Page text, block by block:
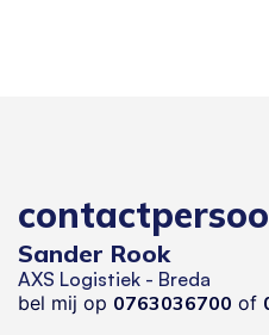
Sander Rook
AXS Logistiek - Breda
bel mij op 0763036700 of